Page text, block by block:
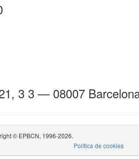
3 3 — 08007
© EPBCN, 1996-2026.
Política de cookies